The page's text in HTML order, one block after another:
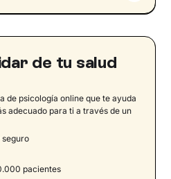
voluntaria o
hijos
hijos”: renunciar a la
voluntaria
sin hijos a la identidad
para las mujeres sin
de tu salud
de psicología online que te ayuda
adecuado para ti a través de un
seguro
pacientes